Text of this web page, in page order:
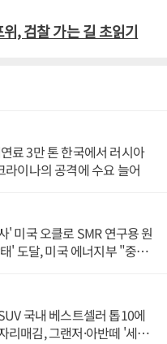
, 검찰 가는 길 초읽기
료 3만 톤 한국에서 러시아
라이나의 공격에 수요 늘어
' 미국 오클로 SMR 연구용 원
' 도달, 미국 에너지부 "중요
국내 베스트셀러 톱10에
리매김, 그랜저·아반떼 '세단